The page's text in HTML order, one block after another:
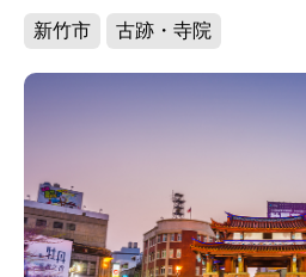
新竹市 古跡・寺院